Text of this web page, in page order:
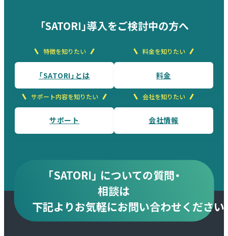
「SATORI」導入をご検討中の方へ
特徴を知りたい
「SATORI」とは
料金を知りたい
料金
サポート内容を知りたい
サポート
会社を知りたい
会社情報
「SATORI」 についての質問・
相談は
下記よりお気軽にお問い合わせください